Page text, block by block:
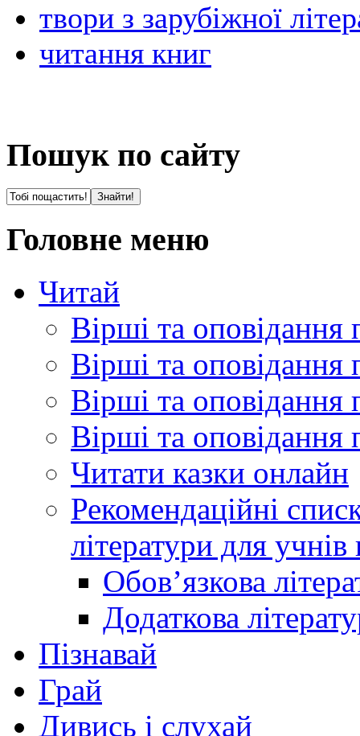
твори з зарубіжної
читання книг
Пошук по сайту
Головне меню
Читай
Вірші та оповідання
Вірші та оповідання
Вірші та оповідання
Вірші та оповідання
Читати казки онлайн
Рекомендаційні
літератури для
Обов’язкова
Додаткова
Пізнавай
Грай
Дивись і слухай